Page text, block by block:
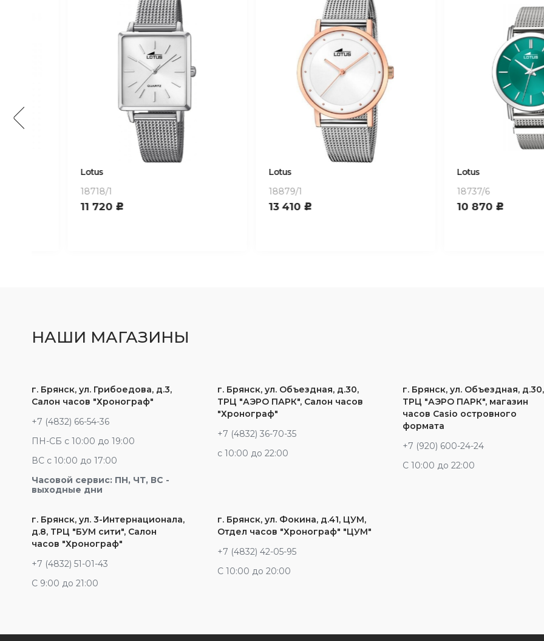
11 720c
18879/1
13 410c
18737/6
10 870c
НАШИ МАГАЗИНЫ
г. Брянск, ул. Грибоедова, д.3,
Салон часов "Хронограф"
+7 (4832) 66-54-36
ПН-СБ с 10:00 до 19:00
ВС с 10:00 до 17:00
Часовой сервис: ПН, ЧТ, ВС -
выходные дни
г. Брянск, ул. Объездная, д.30,
ТРЦ "АЭРО ПАРК", Салон часов
"Хронограф"
+7 (4832) 36-70-35
c 10:00 до 22:00
г. Брянск, ул. Объездная, д.30,
ТРЦ "АЭРО ПАРК", магазин
часов Casio островного
формата
+7 (920) 600-24-24
С 10:00 до 22:00
г. Брянск, ул. 3-Интернационала,
д.8, ТРЦ "БУМ сити", Салон
часов "Хронограф"
+7 (4832) 51-01-43
С 9:00 до 21:00
г. Брянск, ул. Фокина, д.41, ЦУМ,
Отдел часов "Хронограф" "ЦУМ"
+7 (4832) 42-05-95
С 10:00 до 20:00